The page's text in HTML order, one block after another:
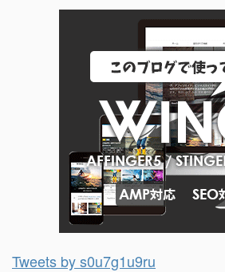
Tweets by s0u7g1u9ru